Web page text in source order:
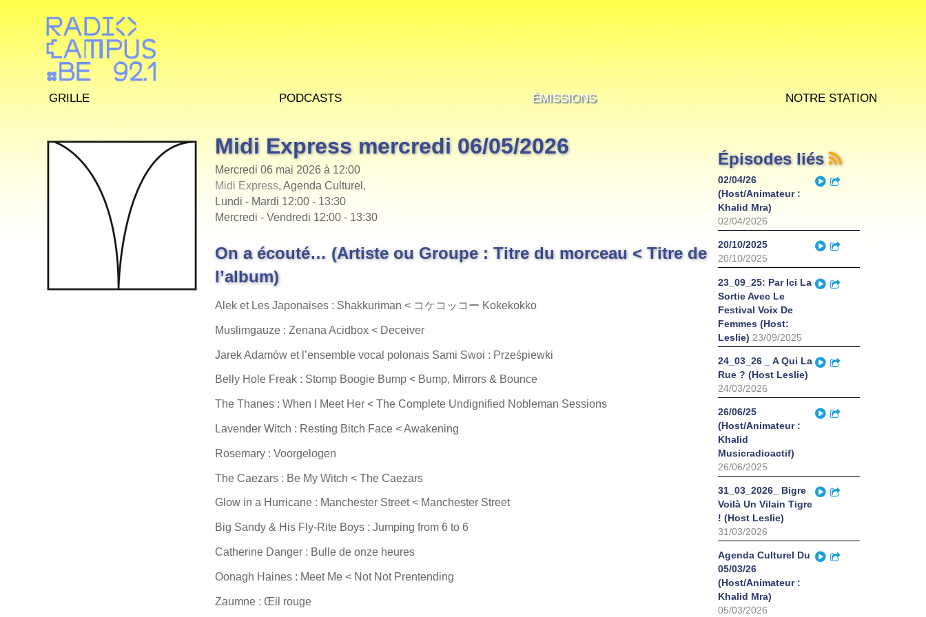
Grille Podcasts Émissions Notre station
Midi Express mercredi 06/05/2026
Mercredi 06 mai 2026 à 12:00
Midi Express, Agenda Culturel,
Lundi - Mardi 12:00 - 13:30
Mercredi - Vendredi 12:00 - 13:30
On a écouté… (Artiste ou Groupe : Titre du morceau < Titre de
l’album)
Alek et Les Japonaises : Shakkuriman < コケコッコー Kokekokko
Muslimgauze : Zenana Acidbox < Deceiver
Jarek Adamów et l’ensemble vocal polonais Sami Swoi : Prześpiewki
Belly Hole Freak : Stomp Boogie Bump < Bump, Mirrors & Bounce
The Thanes : When I Meet Her < The Complete Undignified Nobleman Sessions
Lavender Witch : Resting Bitch Face < Awakening
Rosemary : Voorgelogen
The Caezars : Be My Witch < The Caezars
Glow in a Hurricane : Manchester Street < Manchester Street
Big Sandy & His Fly-Rite Boys : Jumping from 6 to 6
Catherine Danger : Bulle de onze heures
Oonagh Haines : Meet Me < Not Not Prentending
Zaumne : Œil rouge
Épisodes liés
02/04/26
(Host/Animateur :
Khalid Mra)
02/04/2026
Play
20/10/2025
20/10/2025
Play
23_09_25: Par Ici La
Sortie Avec Le
Festival Voix De
Femmes (Host:
Leslie) 23/09/2025
Play
24_03_26 _ A Qui La
Rue ? (Host Leslie)
24/03/2026
Play
26/06/25
(Host/Animateur :
Khalid
Musicradioactif)
26/06/2025
Play
31_03_2026_ Bigre
Voilà Un Vilain Tigre
! (Host Leslie)
31/03/2026
Play
Agenda Culturel Du
05/03/26
(Host/Animateur :
Khalid Mra)
05/03/2026
Play